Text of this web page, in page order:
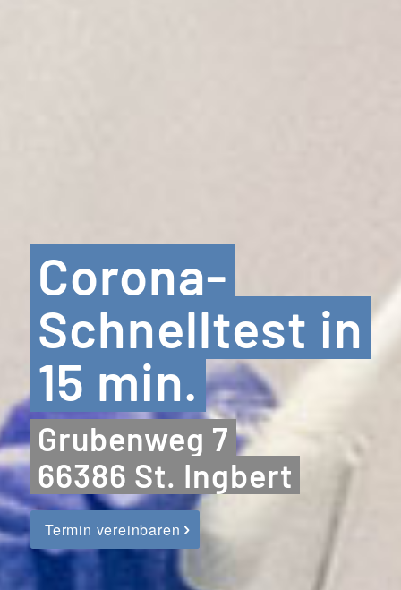
Corona-
Schnelltest in
15 min.
Grubenweg 7
66386 St. Ingbert
Termin vereinbaren